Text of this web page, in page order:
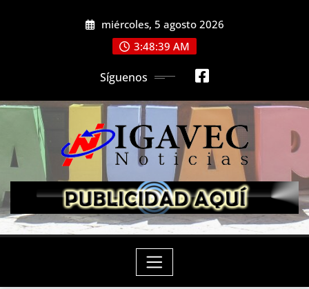
miércoles, 5 agosto 2026
3:48:40 AM
Síguenos